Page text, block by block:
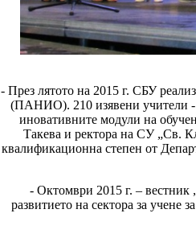
- През лятото на 2015 г. СБУ
(ПАНИО). 210 изявени учители -
иновативните модули на
Такева и ректора на СУ „Св.
квалификационна степен от
- Октомври 2015 г. – вестник
развитието на сектора за